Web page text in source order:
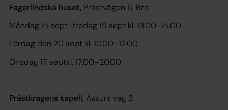
Fagerlindska huset, Prästvägen 6, Bro
Måndag 15 sept–fredag 19 sept kl. 13.00–15.00
Lördag den 20 sept kl. 10.00–12.00
Onsdag 17 septkl. 17.00–20.00
Prästkragens kapell, Assurs väg 3